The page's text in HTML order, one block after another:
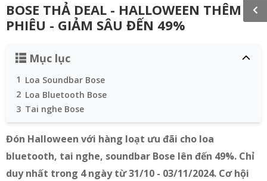
BOSE THẢ DEAL - HALLOWEEN THÊM
PHIÊU - GIẢM SÂU ĐẾN 49%
Mục lục
1 Loa Soundbar Bose
2 Loa Bluetooth Bose
3 Tai nghe Bose
Đón Halloween với hàng loạt ưu đãi cho loa
bluetooth, tai nghe, soundbar Bose lên đến 49%. Chỉ
duy nhất trong 4 ngày từ 31/10 - 03/11/2024. Cơ hội